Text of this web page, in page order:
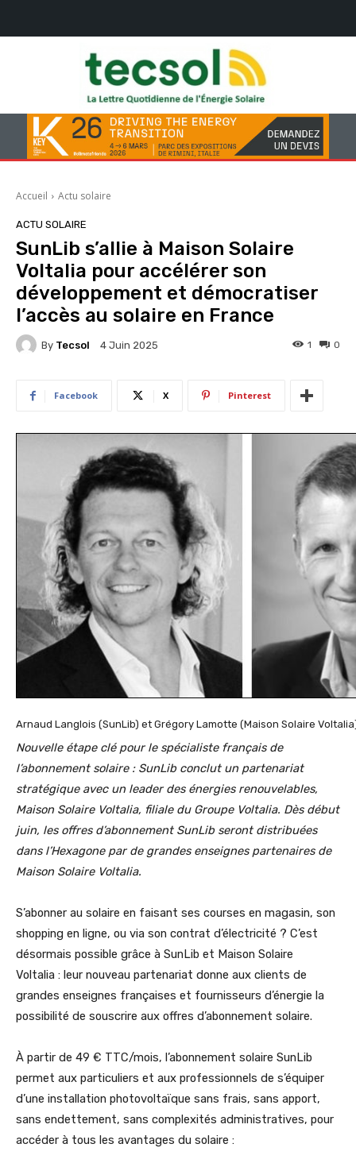
Accueil Actu solaire
ACTU SOLAIRE
SunLib s’allie à Maison Solaire
Voltalia pour accélérer son
développement et démocratiser
l’accès au solaire en France
By Tecsol 4 Juin 2025 0
1
Facebook X Pinterest
Arnaud Langlois (SunLib) et Grégory Lamotte (Maison Solaire
Nouvelle étape clé pour le spécialiste français de
l’abonnement solaire : SunLib conclut un partenariat
stratégique avec un leader des énergies renouvelables,
Maison Solaire Voltalia, filiale du Groupe Voltalia. Dès début
juin, les offres d’abonnement SunLib seront distribuées
dans l’Hexagone par de grandes enseignes partenaires de
Maison Solaire Voltalia.
S’abonner au solaire en faisant ses courses en magasin, son
shopping en ligne, ou via son contrat d’électricité ? C’est
désormais possible grâce à SunLib et Maison Solaire
Voltalia : leur nouveau partenariat donne aux clients de
grandes enseignes françaises et fournisseurs d’énergie la
possibilité de souscrire aux offres d’abonnement solaire.
À partir de 49 € TTC/mois, l’abonnement solaire SunLib
permet aux particuliers et aux professionnels de s’équiper
d’une installation photovoltaïque sans frais, sans apport,
sans endettement, sans complexités administratives, pour
accéder à tous les avantages du solaire :